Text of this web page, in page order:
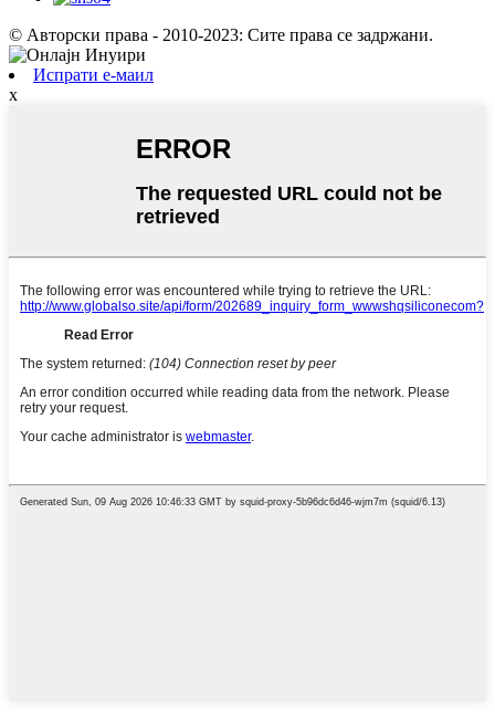
© Авторски права - 2010-2023: Сите права се задржани.
Испрати е-маил
x